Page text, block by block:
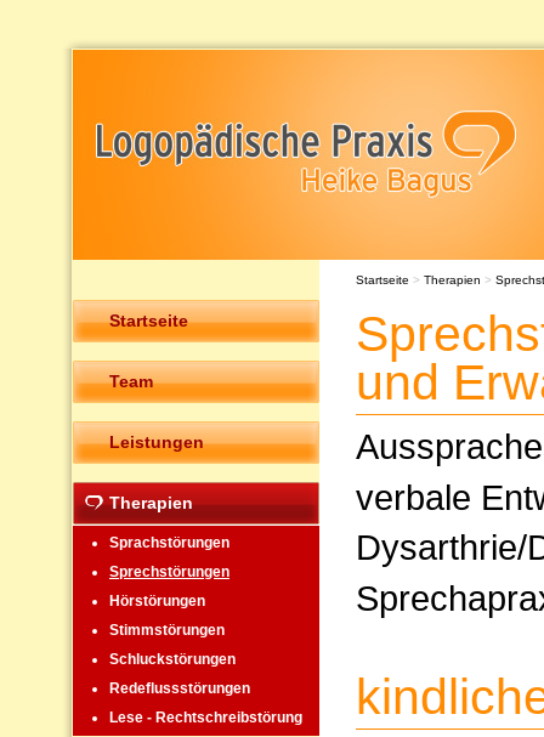
Startseite
Team
Leistungen
Therapien
Sprachstörungen
Sprechstörungen
Hörstörungen
Stimmstörungen
Schluckstörungen
Redeflussstörungen
Lese - Rechtschreibstörung
Startseite > Therapien >
und
verbale
Dysarthrie/